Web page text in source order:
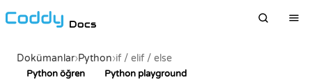
Docs
Dokümanlar›Python›if / elif / else
Python öğren
Python playground